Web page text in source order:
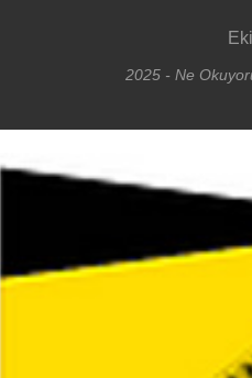
2025 - Ne